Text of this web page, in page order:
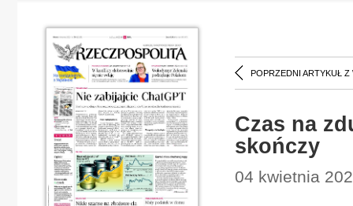
POPRZEDNI ARTYKUŁ Z
Czas na
skończy
04 kwietnia